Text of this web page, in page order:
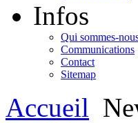
Infos
Qui sommes-
Communications
Contact
Sitemap
Accueil